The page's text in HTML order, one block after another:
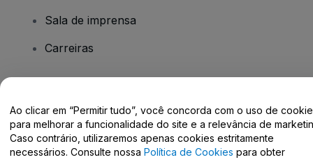
Sala de imprensa
Carreiras
Centro de Ajuda / Fale Conosco
Ao clicar em “Permitir tudo”, você concorda com o uso de
para melhorar a funcionalidade do site e a relevância de
Caso contrário, utilizaremos apenas cookies estritamente
necessários. Consulte nossa Política de Cookies para obter